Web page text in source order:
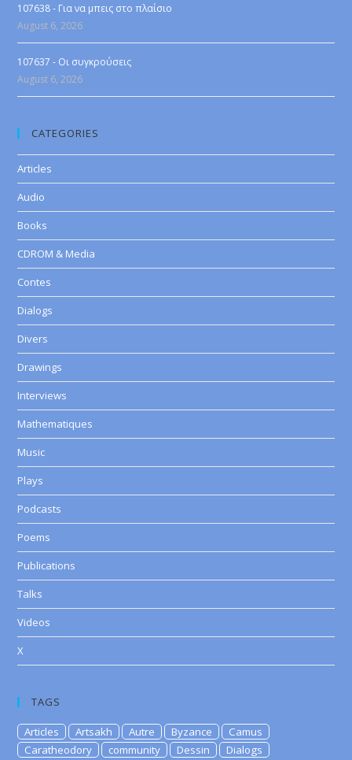
107638 - Για να μπεις στο πλαίσιο
August 6, 2026
107637 - Οι συγκρούσεις
August 6, 2026
CATEGORIES
Articles
Audio
Books
CDROM & Media
Contes
Dialogs
Divers
Drawings
Interviews
Mathematiques
Music
Plays
Podcasts
Poems
Publications
Talks
Videos
X
TAGS
Articles Artsakh Autre Byzance
Camus
Caratheodory
community Dessin
Dialogs